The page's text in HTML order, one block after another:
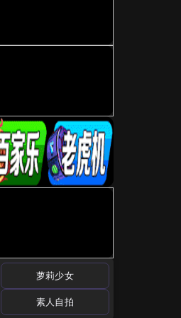
萝莉少女
素人自拍